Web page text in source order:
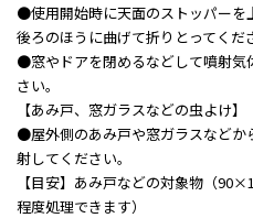
●使用開始時に天面のストッパーを
後ろのほうに曲げて折りとってくだ
●窓やドアを閉めるなどして噴射気
さい。
【あみ戸、窓ガラスなどの虫よけ】
●屋外側のあみ戸や窓ガラスなどか
射してください。
【目安】あみ戸などの対象物（
程度処理できます）